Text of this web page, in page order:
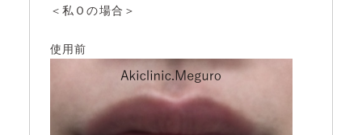
＜私Ｏの場合＞